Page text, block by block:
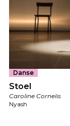
Danse
Stoel
Caroline Cornelis
Nyash